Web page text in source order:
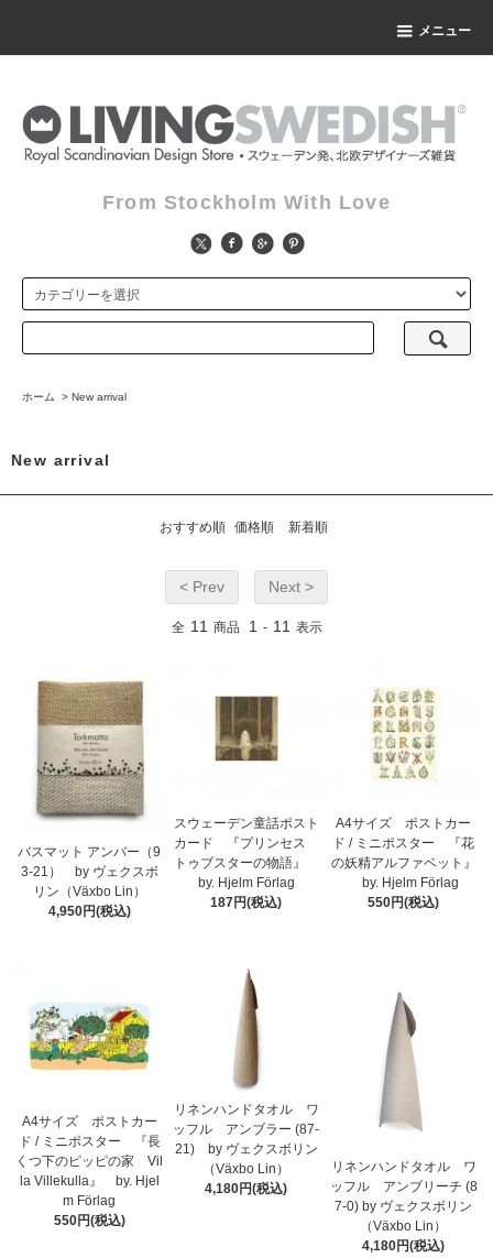
メニュー
From Stockholm With Love
ホーム > New arrival
New arrival
おすすめ順 価格順 新着順
< Prev Next >
全 11 商品 1 - 11 表示
バスマット アンバー（9
3-21） by ヴェクスボ
リン（Växbo Lin）
4,950円(税込)
スウェーデン童話ポスト
カード 『プリンセス
トゥブスターの物語』
by. Hjelm Förlag
187円(税込)
A4サイズ ポストカー
ド / ミニポスター 『花
の妖精アルファベット』
by. Hjelm Förlag
550円(税込)
A4サイズ ポストカー
ド / ミニポスター 『長
くつ下のピッピの家 Vil
la Villekulla』 by. Hjel
m Förlag
550円(税込)
リネンハンドタオル ワ
ッフル アンブラー (87-
21) by ヴェクスボリン
（Växbo Lin）
4,180円(税込)
リネンハンドタオル ワ
ッフル アンブリーチ (8
7-0) by ヴェクスボリン
（Växbo Lin）
4,180円(税込)